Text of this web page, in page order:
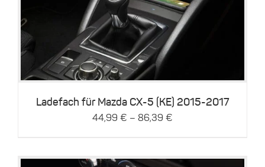
Dieses
Produkt
weist
mehrere
Varianten
auf.
Die
können
auf
der
werden
Details
Ladefach für Mazda CX-5 (KE) 2015-2017
44,99 € – 86,39 €